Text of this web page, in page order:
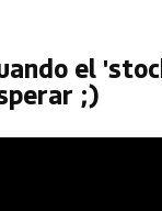
el
;)